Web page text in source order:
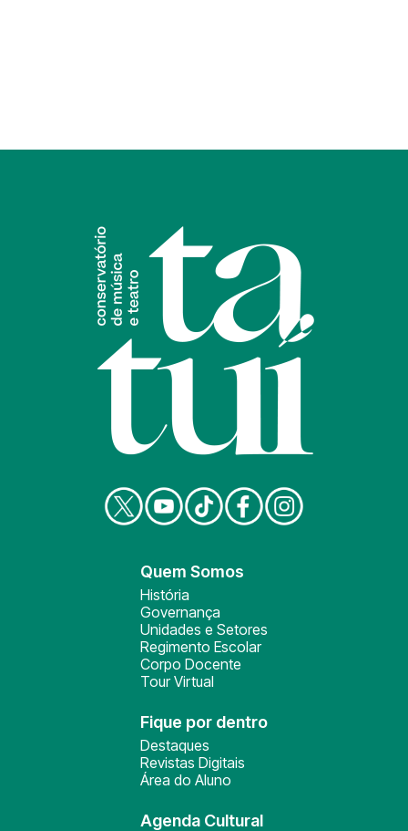
Quem Somos
História
Governança
Unidades e Setores
Regimento Escolar
Corpo Docente
Tour Virtual
Fique por dentro
Destaques
Revistas Digitais
Área do Aluno
Agenda Cultural